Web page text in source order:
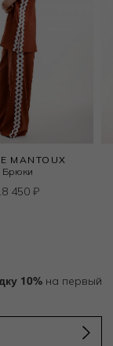
MANTOUX
Брюки
450 ₽
10% на первый